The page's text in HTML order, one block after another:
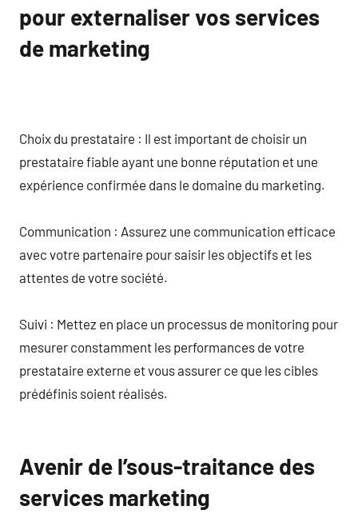
pour externaliser vos services
de marketing
Choix du prestataire : Il est important de choisir un
prestataire fiable ayant une bonne réputation et une
expérience confirmée dans le domaine du marketing.
Communication : Assurez une communication efficace
avec votre partenaire pour saisir les objectifs et les
attentes de votre société.
Suivi : Mettez en place un processus de monitoring pour
mesurer constamment les performances de votre
prestataire externe et vous assurer ce que les cibles
prédéfinis soient réalisés.
Avenir de l’sous-traitance des
services marketing